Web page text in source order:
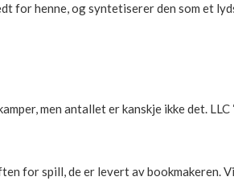
for henne, og syntetiserer den som et
men antallet er kanskje ikke det. LLC
for spill, de er levert av bookmakeren.